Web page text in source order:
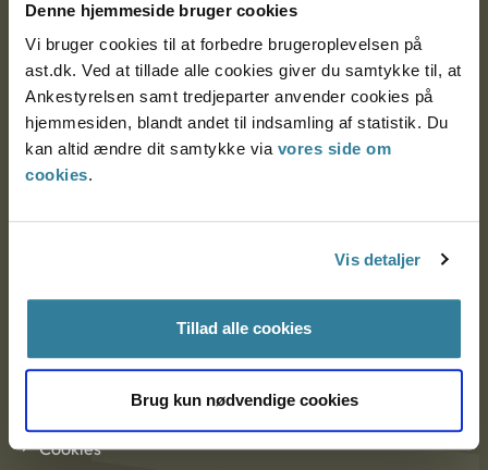
Denne hjemmeside bruger cookies
Vi bruger cookies til at forbedre brugeroplevelsen på
ast.dk. Ved at tillade alle cookies giver du samtykke til, at
Ankestyrelsen samt tredjeparter anvender cookies på
hjemmesiden, blandt andet til indsamling af statistik. Du
kan altid ændre dit samtykke via vores side om
cookies.
Vis detaljer
Tillad alle cookies
Brug kun nødvendige cookies
Ankestyrelsen København
EAN: 57 98 000 35 48 21
CVR: 1007 4002
Om Ankestyrelsen
Blanketter og kontaktformularer
Links
Tilgængelighedserklæring
Cookies